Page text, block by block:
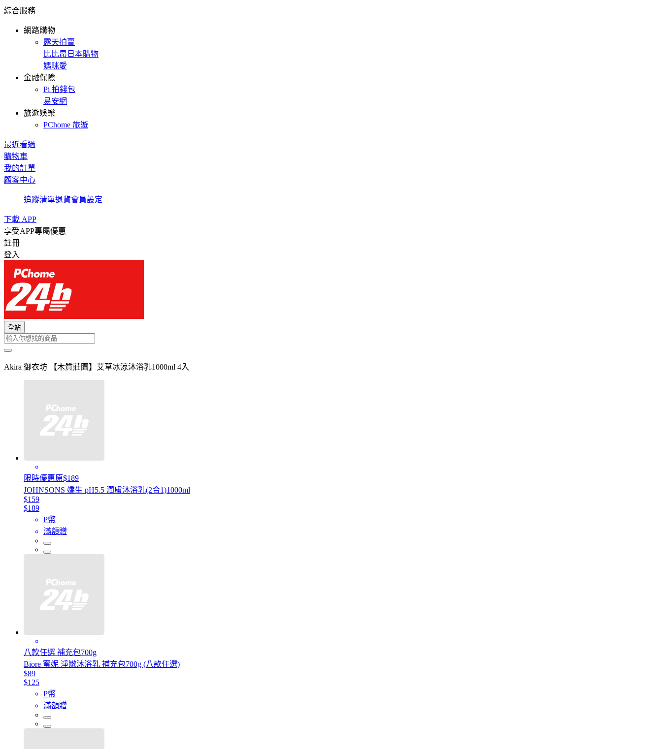
綜合服務
網路購物
露天拍賣
比比昂日本購物
媽咪愛
金融保險
Pi 拍錢包
易安網
旅遊娛樂
PChome 旅遊
最近看過
購物車
我的訂單
顧客中心
追蹤清單退貨會員設定
下載 APP
享受APP專屬優惠
註冊
登入
全站
Akira 御衣坊 【木質莊園】艾草冰涼沐浴乳1000ml 4入
限時優惠原$189
JOHNSONS 嬌生 pH5.5 潤膚沐浴乳(2合1)1000ml
$159
$189
P幣
滿額贈
八款任選 補充包700g
Biore 蜜妮 淨嫩沐浴乳 補充包700g (八款任選)
$89
$125
P幣
滿額贈